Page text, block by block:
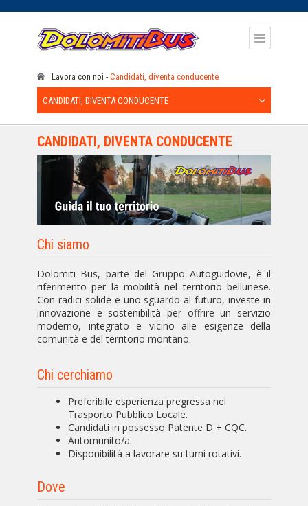
Lavora con noi Candidati, diventa conducente
CANDIDATI, DIVENTA CONDUCENTE
CANDIDATI, DIVENTA CONDUCENTE
Chi siamo
Dolomiti Bus, parte del Gruppo Autoguidovie, è il
riferimento per la mobilità nel territorio bellunese.
Con radici solide e uno sguardo al futuro, investe in
innovazione e sostenibilità per offrire un servizio
moderno, integrato e vicino alle esigenze della
comunità e del territorio montano.
Chi cerchiamo
Preferibile esperienza pregressa nel
Trasporto Pubblico Locale.
Candidati in possesso Patente D + CQC.
Automunito/a.
Disponibilità a lavorare su turni rotativi.
Dove